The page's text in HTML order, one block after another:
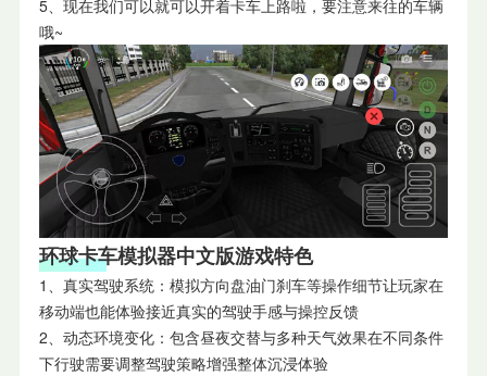
5、现在我们可以就可以开着卡车上路啦，要注意来往的车辆
哦~
环球卡车模拟器中文版游戏特色
1、真实驾驶系统：模拟方向盘油门刹车等操作细节让玩家在
移动端也能体验接近真实的驾驶手感与操控反馈
2、动态环境变化：包含昼夜交替与多种天气效果在不同条件
下行驶需要调整驾驶策略增强整体沉浸体验